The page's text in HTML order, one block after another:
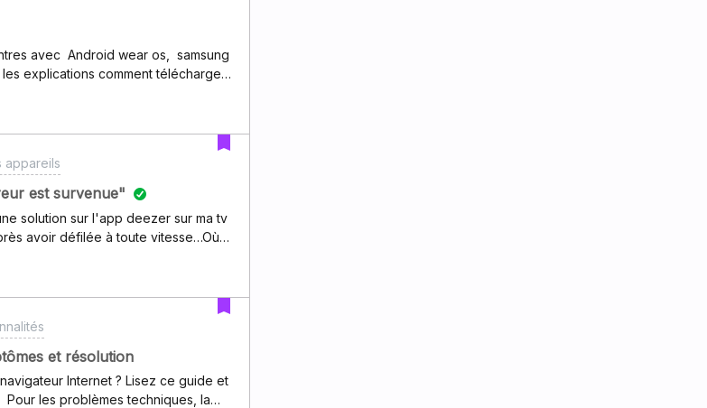
avec Android wear os, samsung
explications comment télécharger
Deezer-sur-Android-Wearje
les
de l'entraide 🐱😃😃😃Photo de
appareils
est survenue"
solution sur l'app deezer sur ma tv
avoir défilée à toute vitesse…Où
et résolution
Internet ? Lisez ce guide et